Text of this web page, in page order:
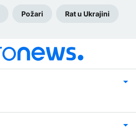
Požari Rat u Ukrajini
Sport